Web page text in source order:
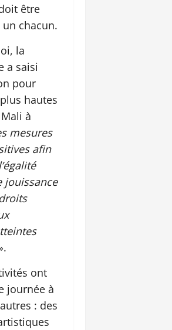
être
chacun.
la
a saisi
pour
hautes
à
mesures
afin
jouissance
ont
journée à
: des